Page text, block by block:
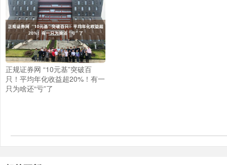
正规证券网 “10元基”突破百
只！平均年化收益超20%！有一
只为啥还“亏”了